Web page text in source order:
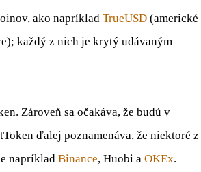
ako napríklad TrueUSD (americké
každý z nich je krytý udávaným
Zároveň sa očakáva, že budú v
ďalej poznamenáva, že niektoré z
napríklad Binance, Huobi a OKEx.